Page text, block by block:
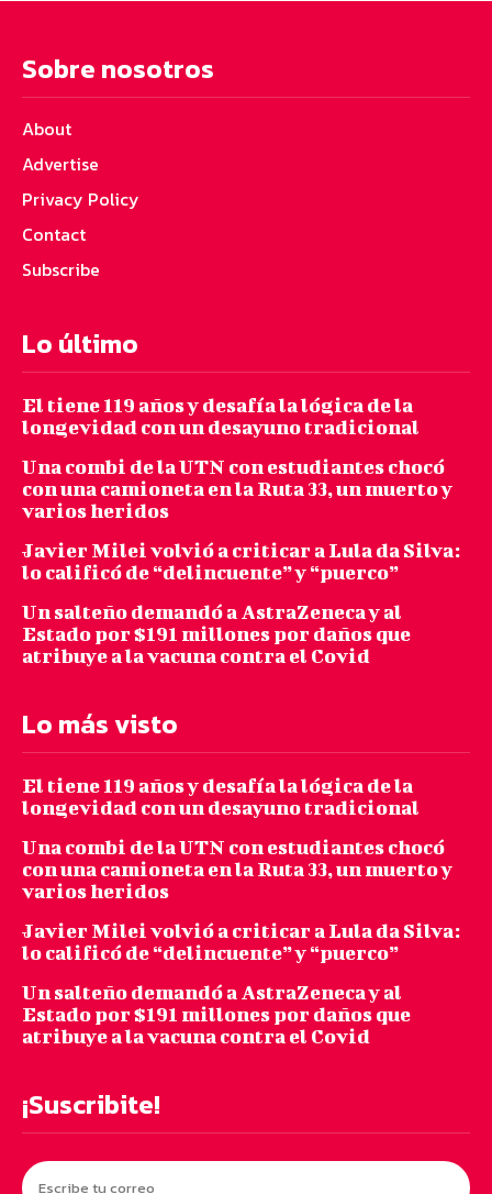
Sobre nosotros
About
Advertise
Privacy Policy
Contact
Subscribe
Lo último
El tiene 119 años y desafía la lógica de la
longevidad con un desayuno tradicional
Una combi de la UTN con estudiantes chocó
con una camioneta en la Ruta 33, un muerto y
varios heridos
Javier Milei volvió a criticar a Lula da Silva:
lo calificó de “delincuente” y “puerco”
Un salteño demandó a AstraZeneca y al
Estado por $191 millones por daños que
atribuye a la vacuna contra el Covid
Lo más visto
El tiene 119 años y desafía la lógica de la
longevidad con un desayuno tradicional
Una combi de la UTN con estudiantes chocó
con una camioneta en la Ruta 33, un muerto y
varios heridos
Javier Milei volvió a criticar a Lula da Silva:
lo calificó de “delincuente” y “puerco”
Un salteño demandó a AstraZeneca y al
Estado por $191 millones por daños que
atribuye a la vacuna contra el Covid
¡Suscribite!